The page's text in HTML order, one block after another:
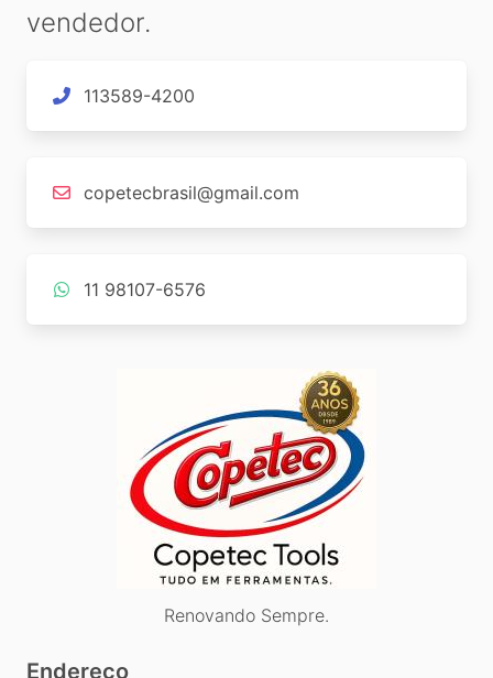
vendedor.
113589-4200
copetecbrasil@gmail.com
11 98107-6576
Renovando Sempre.
Endereço